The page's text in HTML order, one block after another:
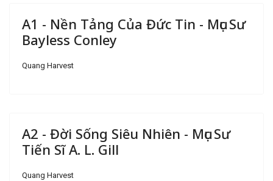
A1 - Nền Tảng Của Đức Tin - Mục Sư
Bayless Conley
Quang Harvest
A2 - Đời Sống Siêu Nhiên - Mục Sư
Tiến Sĩ A. L. Gill
Quang Harvest